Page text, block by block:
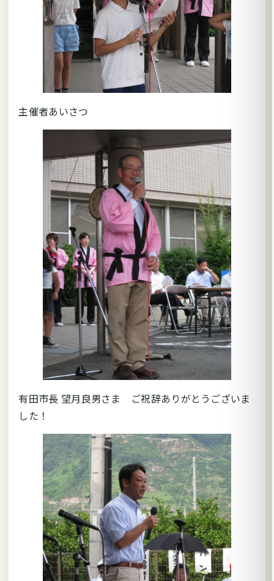
主催者あいさつ
有田市長 望月良男さま ご祝辞ありがとうございま
した！